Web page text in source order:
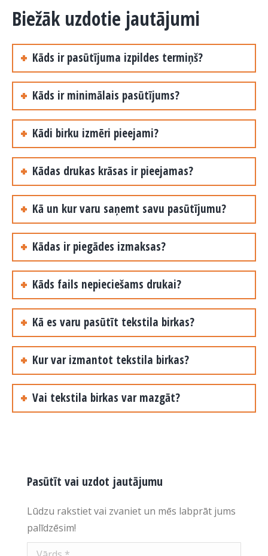
Biežāk uzdotie jautājumi
Kāds ir pasūtījuma izpildes termiņš?
Kāds ir minimālais pasūtījums?
Kādi birku izmēri pieejami?
Kādas drukas krāsas ir pieejamas?
Kā un kur varu saņemt savu pasūtījumu?
Kādas ir piegādes izmaksas?
Kāds fails nepieciešams drukai?
Kā es varu pasūtīt tekstila birkas?
Kur var izmantot tekstila birkas?
Vai tekstila birkas var mazgāt?
Pasūtīt vai uzdot jautājumu
Lūdzu rakstiet vai zvaniet un mēs labprāt jums
palīdzēsim!